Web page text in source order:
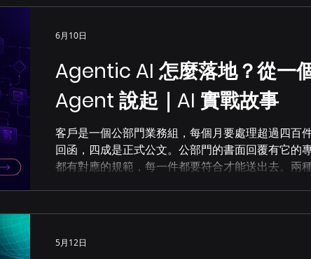
Agentic AI 怎麼落地？從一
Agent 說起｜AI 實戰故事
客戶是一個公部門業務組，每個月要處理超過四百
回函，四成是正式公文。公部門的書面回覆有它的
都有對應的規範，每一件都要符合才能送出去。兩
回函要親切、說清楚、語氣不能太官腔；正式公文
像公文格式。業務同仁還是要從 AI 的答案裡撿材
6月10日
5月12日